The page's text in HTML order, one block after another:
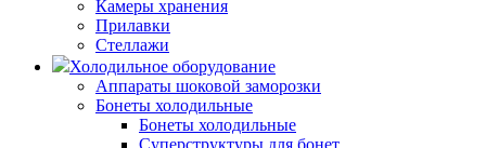
Камеры хранения
Прилавки
Стеллажи
Холодильное оборудование
Аппараты шоковой заморозки
Бонеты холодильные
Бонеты холодильные
Суперструктуры для бонет